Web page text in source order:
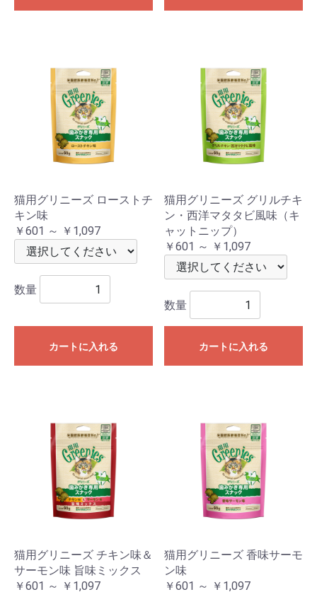
猫用グリニーズ ローストチ
キン味
￥601 ～ ￥1,097
数量
カートに入れる
猫用グリニーズ グリルチキ
ン・西洋マタタビ風味（キ
ャットニップ）
￥601 ～ ￥1,097
数量
カートに入れる
猫用グリニーズ チキン味＆
サーモン味 旨味ミックス
￥601 ～ ￥1,097
猫用グリニーズ 香味サーモ
ン味
￥601 ～ ￥1,097